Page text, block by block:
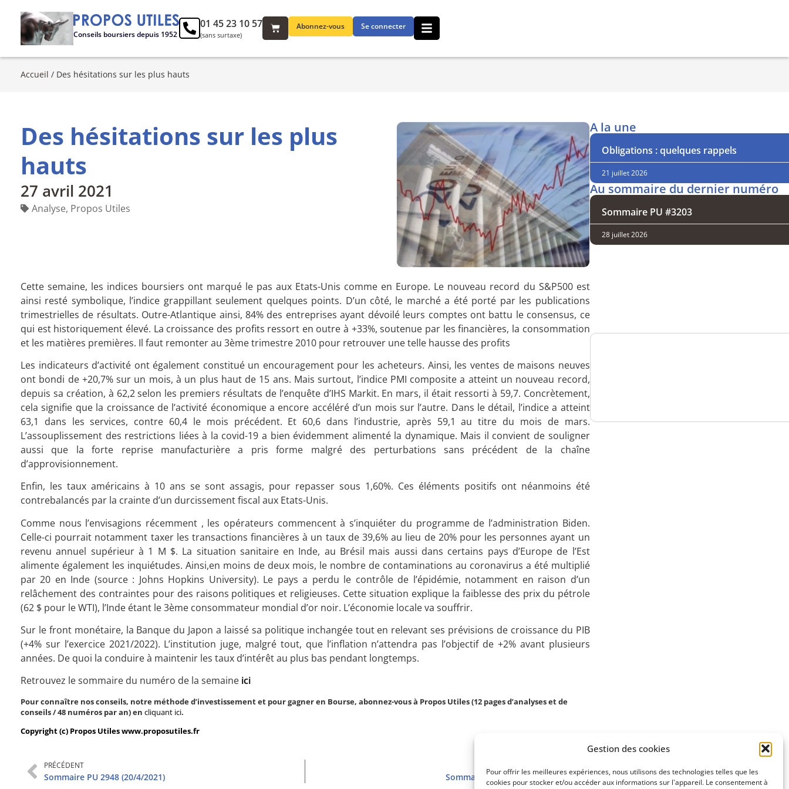
Gestion des cookies
Pour offrir les meilleures expériences, nous utilisons des technologies telles que les
cookies pour stocker et/ou accéder aux informations sur l'appareil. Le consentement à
Conseils boursiers depuis 1952
Abonnez-vous Se connecter
01 45 23 10 57
(sans surtaxe)
Accueil / Des hésitations sur les plus hauts
Des hésitations sur les plus
hauts
27 avril 2021
Analyse, Propos Utiles
Cette semaine, les indices boursiers ont marqué le pas aux Etats-Unis comme en Europe. Le nouveau record du S&P500 est
ainsi resté symbolique, l’indice grappillant seulement quelques points. D’un côté, le marché a été porté par les publications
trimestrielles de résultats. Outre-Atlantique ainsi, 84% des entreprises ayant dévoilé leurs comptes ont battu le consensus, ce
qui est historiquement élevé. La croissance des profits ressort en outre à +33%, soutenue par les financières, la consommation
et les matières premières. Il faut remonter au 3ème trimestre 2010 pour retrouver une telle hausse des profits
Les indicateurs d’activité ont également constitué un encouragement pour les acheteurs. Ainsi, les ventes de maisons neuves
ont bondi de +20,7% sur un mois, à un plus haut de 15 ans. Mais surtout, l’indice PMI composite a atteint un nouveau record,
depuis sa création, à 62,2 selon les premiers résultats de l’enquête d’IHS Markit. En mars, il était ressorti à 59,7. Concrètement,
cela signifie que la croissance de l’activité économique a encore accéléré d’un mois sur l’autre. Dans le détail, l’indice a atteint
63,1 dans les services, contre 60,4 le mois précédent. Et 60,6 dans l’industrie, après 59,1 au titre du mois de mars.
L’assouplissement des restrictions liées à la covid-19 a bien évidemment alimenté la dynamique. Mais il convient de souligner
aussi que la forte reprise manufacturière a pris forme malgré des perturbations sans précédent de la chaîne
d’approvisionnement.
Enfin, les taux américains à 10 ans se sont assagis, pour repasser sous 1,60%. Ces éléments positifs ont néanmoins été
contrebalancés par la crainte d’un durcissement fiscal aux Etats-Unis.
Comme nous l’envisagions récemment , les opérateurs commencent à s’inquiéter du programme de l’administration Biden.
Celle-ci pourrait notamment taxer les transactions financières à un taux de 39,6% au lieu de 20% pour les personnes ayant un
revenu annuel supérieur à 1 M $. La situation sanitaire en Inde, au Brésil mais aussi dans certains pays d’Europe de l’Est
alimente également les inquiétudes. Ainsi,en moins de deux mois, le nombre de contaminations au coronavirus a été multiplié
par 20 en Inde (source : Johns Hopkins University). Le pays a perdu le contrôle de l’épidémie, notamment en raison d’un
relâchement des contraintes pour des raisons politiques et religieuses. Cette situation explique la faiblesse des prix du pétrole
(62 $ pour le WTI), l’Inde étant le 3ème consommateur mondial d’or noir. L’économie locale va souffrir.
Sur le front monétaire, la Banque du Japon a laissé sa politique inchangée tout en relevant ses prévisions de croissance du PIB
(+4% sur l’exercice 2021/2022). L’institution juge, malgré tout, que l’inflation n’attendra pas l’objectif de +2% avant plusieurs
années. De quoi la conduire à maintenir les taux d’intérêt au plus bas pendant longtemps.
Retrouvez le sommaire du numéro de la semaine ici
Pour connaître nos conseils, notre méthode d’investissement et pour gagner en Bourse, abonnez-vous à Propos Utiles (12 pages d’analyses et de
conseils / 48 numéros par an) en cliquant ici.
Copyright (c) Propos Utiles www.proposutiles.fr
PRÉCÉDENT
Sommaire PU 2948 (20/4/2021) Sommaire PU 2949 (27/4/2021)
A la une
Obligations : quelques rappels
21 juillet 2026
Au sommaire du dernier numéro
Sommaire PU #3203
28 juillet 2026